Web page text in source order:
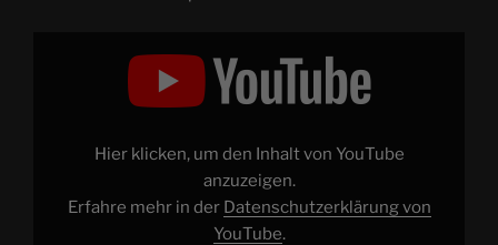
Hier klicken, um den Inhalt von YouTube
anzuzeigen.
Erfahre mehr in der Datenschutzerklärung von
YouTube.